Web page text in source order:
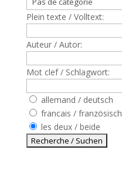
Plein texte / Volltext:
Auteur / Autor:
Mot clef / Schlagwort:
allemand / deutsch
francais / französisch
les deux / beide